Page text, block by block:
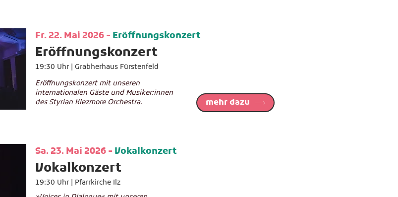
Fr. 22. Mai 2026 - Eröffnungskonzert
Eröffnungskonzert
19:30 Uhr | Grabherhaus Fürstenfeld
Eröffnungskonzert mit unseren
internationalen Gäste und Musiker:innen
des Styrian Klezmore Orchestra.
mehr dazu
Sa. 23. Mai 2026 - Vokalkonzert
Vokalkonzert
19:30 Uhr | Pfarrkirche Ilz